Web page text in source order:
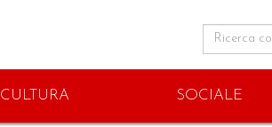
CULTURA SOCIALE